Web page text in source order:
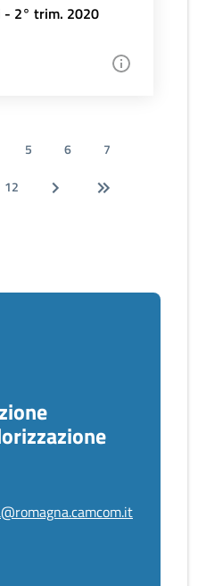
- 2° trim. 2020
5 6
7
12